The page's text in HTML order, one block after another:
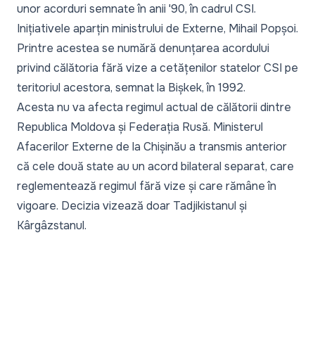
unor acorduri semnate în anii '90, în cadrul CSI.
Inițiativele aparțin ministrului de Externe, Mihail Popșoi.
Printre acestea se numără denunțarea acordului
privind călătoria fără vize a cetățenilor statelor CSI pe
teritoriul acestora, semnat la Bișkek, în 1992.
Acesta nu va afecta regimul actual de călătorii dintre
Republica Moldova și Federația Rusă. Ministerul
Afacerilor Externe de la Chișinău a transmis anterior
că cele două state au un acord bilateral separat, care
reglementează regimul fără vize și care rămâne în
vigoare. Decizia vizează doar Tadjikistanul și
Kârgâzstanul.